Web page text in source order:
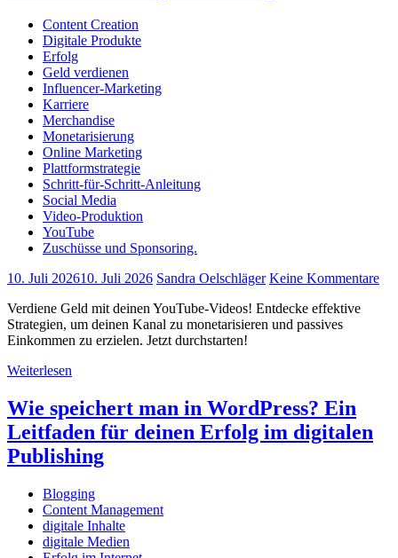
Content Creation
Digitale Produkte
Erfolg
Geld verdienen
Influencer-Marketing
Karriere
Merchandise
Monetarisierung
Online Marketing
Plattformstrategie
Schritt-für-Schritt-Anleitung
Social Media
Video-Produktion
YouTube
Zuschüsse und Sponsoring.
10. Juli 202610. Juli 2026 Sandra Oelschläger Keine Kommentare
Verdiene Geld mit deinen YouTube-Videos! Entdecke effektive
Strategien, um deinen Kanal zu monetarisieren und passives
Einkommen zu erzielen. Jetzt durchstarten!
Weiterlesen
Wie speichert man in WordPress? Ein
Leitfaden für deinen Erfolg im digitalen
Publishing
Blogging
Content Management
digitale Inhalte
digitale Medien